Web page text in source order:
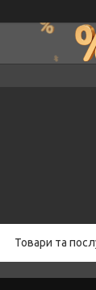
Товари та